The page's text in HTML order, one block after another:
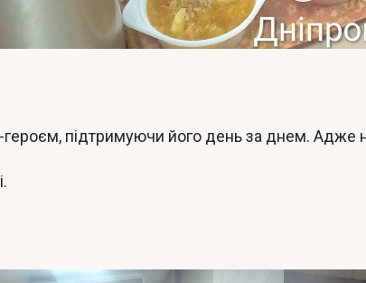
підтримуючи його день за днем. Адже